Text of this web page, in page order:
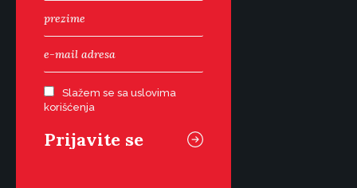
Slažem se sa uslovima
korišćenja